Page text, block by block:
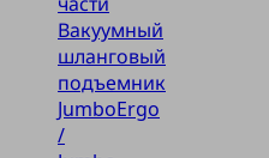
Вакуумный
шланговый
подъемник
JumboErgo
/